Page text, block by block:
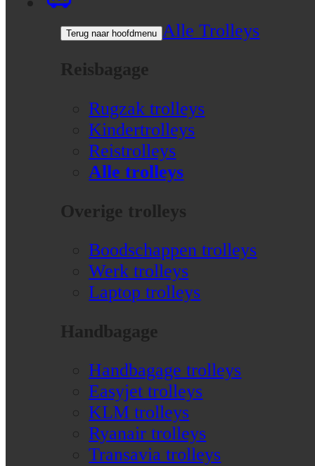
Terug naar hoofdmenu Alle Trolleys
Reisbagage
Rugzak trolleys
Kindertrolleys
Reistrolleys
Alle trolleys
Overige trolleys
Boodschappen trolleys
Werk trolleys
Laptop trolleys
Handbagage
Handbagage trolleys
Easyjet trolleys
KLM trolleys
Ryanair trolleys
Transavia trolleys